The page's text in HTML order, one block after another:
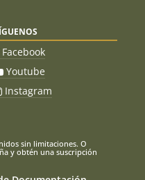
Facebook
Youtube
Instagram
sin limitaciones. O
y obtén una suscripción